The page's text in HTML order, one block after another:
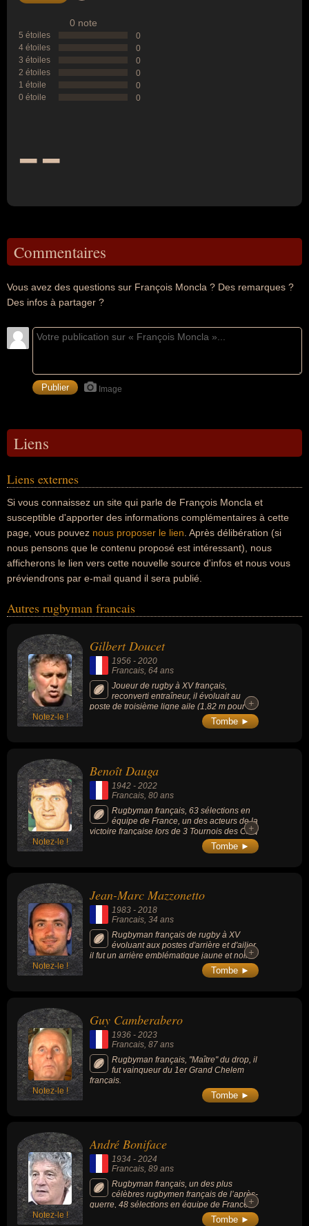
0 note
5 étoiles
0
4 étoiles
0
3 étoiles
0
2 étoiles
0
1 étoile
0
0 étoile
0
--
Commentaires
Vous avez des questions sur François Moncla ? Des remarques ?
Des infos à partager ?
Image
Liens
Liens externes
Si vous connaissez un site qui parle de François Moncla et
susceptible d'apporter des informations complémentaires à cette
page, vous pouvez nous proposer le lien . Après délibération (si
nous pensons que le contenu proposé est intéressant), nous
afficherons le lien vers cette nouvelle source d'infos et nous vous
préviendrons par e-mail quand il sera publié.
Autres rugbyman francais
Notez-le !
Gilbert Doucet
1956 - 2020
Francais, 64 ans
Joueur de rugby à XV français,
reconverti entraîneur, il évoluait au
poste de troisième ligne aile (1,82 m pour 95
kg), notamment à Toulon, dans les années
1970-1980, puis est devenu entraîneur,
+
+
Tombe ►
Notez-le !
Benoît Dauga
1942 - 2022
Francais , 80 ans
Rugbyman français, 63 sélections en
équipe de France, un des acteurs de la
victoire française lors de 3 Tournois des Cinq
Nations (1967, 1968 et 1970) dont le 1er
Grand Chelem de l'équipe de France en
+
+
Tombe ►
Notez-le !
Jean-Marc Mazzonetto
1983 - 2018
Francais, 34 ans
Rugbyman français de rugby à XV
évoluant aux postes d'arrière et d'ailier,
il fut un arrière emblématique jaune et noir
du Stade Montois. Il fut champion de France
de rugby à XV de 2e division en 2015 avec
+
+
Tombe ►
Notez-le !
Guy Camberabero
1936 - 2023
Francais , 87 ans
Rugbyman français, "Maître" du drop, il
fut vainqueur du 1er Grand Chelem
français.
Tombe ►
Notez-le !
André Boniface
1934 - 2024
Francais, 89 ans
Rugbyman français, un des plus
célèbres rugbymen français de l’après-
guerre, 48 sélections en équipe de France+
+
Tombe ►